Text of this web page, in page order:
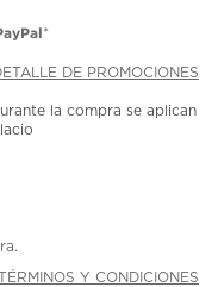
*
DE PROMOCIONES
la compra se aplican
TÉRMINOS Y CONDICIONES